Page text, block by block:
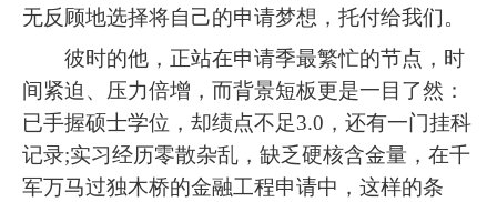
无反顾地选择将自己的申请梦想，托付给我们。
彼时的他，正站在申请季最繁忙的节点，时
间紧迫、压力倍增，而背景短板更是一目了然：
已手握硕士学位，却绩点不足3.0，还有一门挂科
记录;实习经历零散杂乱，缺乏硬核含金量，在千
军万马过独木桥的金融工程申请中，这样的条